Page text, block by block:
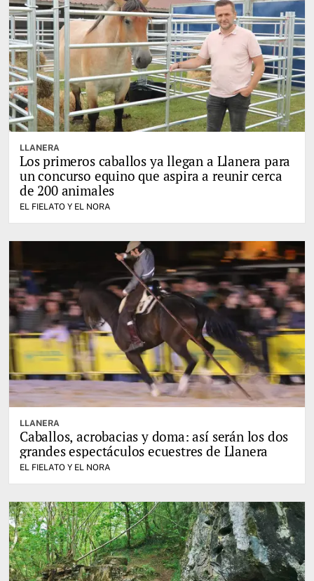
LLANERA
Los primeros caballos ya llegan a Llanera para
un concurso equino que aspira a reunir cerca
de 200 animales
EL FIELATO Y EL NORA
LLANERA
Caballos, acrobacias y doma: así serán los dos
grandes espectáculos ecuestres de Llanera
EL FIELATO Y EL NORA